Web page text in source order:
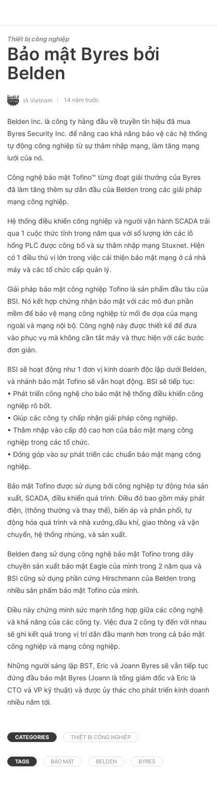
Thiết bị công nghiệp
Bảo mật Byres bởi
Belden
IA Vietnam 14 năm trước
Belden Inc. là công ty hàng đầu về truyền tín hiệu đã mua
Byres Security Inc. để nâng cao khả năng bảo vệ các hệ thống
tự động công nghiệp từ sự thâm nhập mạng, làm tăng mạng
lưới của nó.
Công nghệ bảo mật Tofino™ từng đoạt giải thưởng của Byres
đã làm tăng thêm sự dẫn đầu của Belden trong các giải pháp
mạng công nghiệp.
Hệ thống điều khiển công nghiệp và người vận hành SCADA trải
qua 1 cuộc thức tỉnh trong năm qua với số lượng lớn các lỗ
hổng PLC được công bố và sự thâm nhập mạng Stuxnet. Hiện
có 1 điều thú vị lớn trong việc cải thiện bảo mật mạng ở cả nhà
máy và các tổ chức cấp quản lý.
Giải pháp bảo mật công nghiệp Tofino là sản phẩm đầu tàu của
BSI. Nó kết hợp chứng nhận bảo mật với các mô đun phần
mềm để bảo vệ mạng công nghiệp từ mối đe dọa của mạng
ngoài và mạng nội bộ. Công nghệ này được thiết kế để đưa
vào phục vụ mà không cần tắt máy và thực hiện với các bước
đơn giản.
BSI sẽ hoạt động như 1 đơn vị kinh doanh độc lập dưới Belden,
và nhánh bảo mật Tofino sẽ vẫn hoạt động. BSI sẽ tiếp tục:
• Phát triển công nghệ cho bảo mật hệ thống điều khiển công
nghiệp rô bốt.
• Giúp các công ty chấp nhận giải pháp công nghiệp.
• Thâm nhập vào cấp độ cao hơn của bảo mật mạng công
nghiệp trong các tổ chức.
• Đóng góp vào sự phát triển các chuẩn bảo mật mạng công
nghiệp.
Bảo mật Tofino được sử dụng bởi công nghiệp tự động hóa sản
xuất, SCADA, điều khiển quá trình. Điều đó bao gồm máy phát
điện, (thông thường và thay thế), biến áp và phân phối, tự
động hóa quá trình và nhà xưởng,dầu khí, giao thông và vận
chuyển, hệ thống nhúng, và sản xuất.
Belden đang sử dụng công nghệ bảo mật Tofino trong dây
chuyền sản xuất bảo mật Eagle của mình trong 2 năm qua và
BSI cũng sử dụng phần cứng Hirschmann của Belden trong
nhiều sản phẩm bảo mật Tofino của mình.
Điều này chứng minh sức mạnh tổng hợp giữa các công nghệ
và khả năng của các công ty. Việc đưa 2 công ty đến với nhau
sẽ ghi kết quả trong vị trí dẫn đầu mạnh hơn trong cả bảo mật
công nghiệp và mạng công nghiệp.
Những người sáng lập BST, Eric và Joann Byres sẽ vẫn tiếp tục
đứng đầu bảo mật Byres (Joann là tổng giám đốc và Eric là
CTO và VP kỹ thuật) và được ủy thác cho phát triển kinh doanh
nhiều năm tới.
CATEGORIES THIẾT BỊ CÔNG NGHIỆP
TAGS BẢO MẬT BELDEN BYRES